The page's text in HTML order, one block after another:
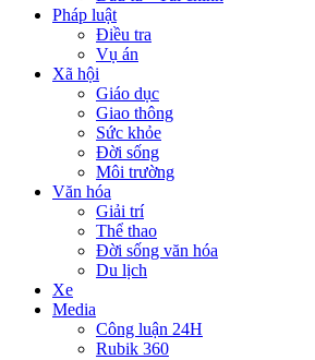
Pháp luật
Điều tra
Vụ án
Xã hội
Giáo dục
Giao thông
Sức khỏe
Đời sống
Môi trường
Văn hóa
Giải trí
Thể thao
Đời sống văn hóa
Du lịch
Xe
Media
Công luận 24H
Rubik 360